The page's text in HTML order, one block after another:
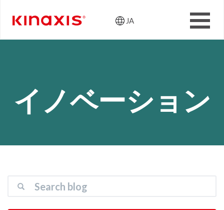
Header:
JA
イノベーション
Search the blog